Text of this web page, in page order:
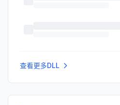
查看更多DLL